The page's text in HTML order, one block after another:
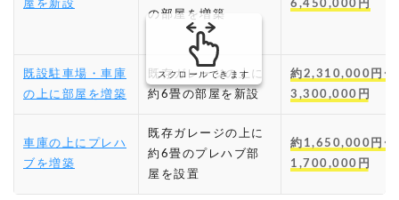
屋を新設
の部屋を増築
6,450,000円
既設駐車場・車庫
の上に部屋を増築
既存ガレージの上に
約6畳の部屋を新設
約2,310,000円〜
3,300,000円
車庫の上にプレハ
ブを増築
既存ガレージの上に
約6畳のプレハブ部
屋を設置
約1,650,000円〜
1,700,000円
スクロールできます